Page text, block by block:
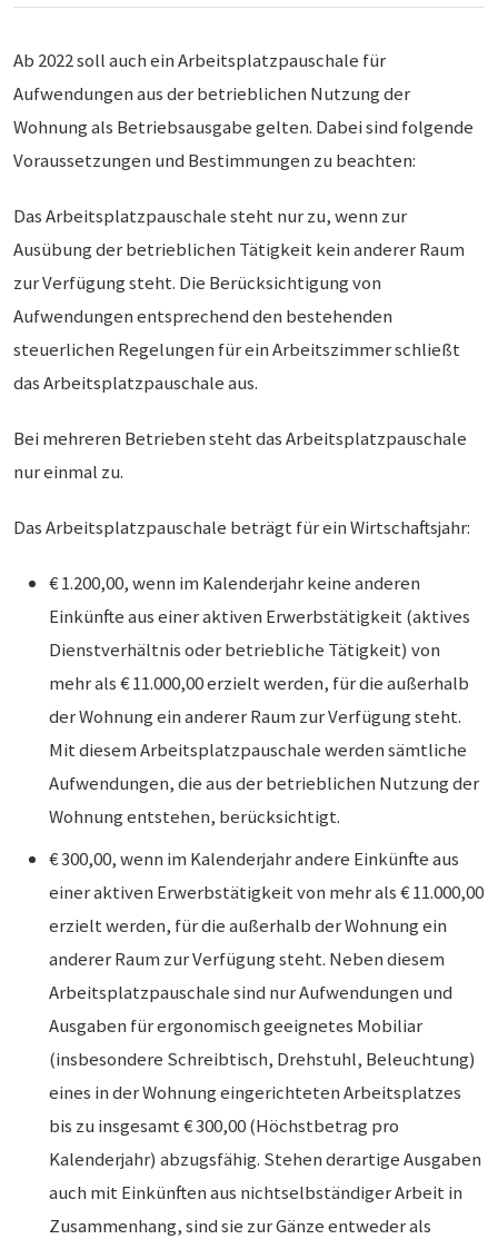
Ab 2022 soll auch ein Arbeitsplatzpauschale für
Aufwendungen aus der betrieblichen Nutzung der
Wohnung als Betriebsausgabe gelten. Dabei sind folgende
Voraussetzungen und Bestimmungen zu beachten:
Das Arbeitsplatzpauschale steht nur zu, wenn zur
Ausübung der betrieblichen Tätigkeit kein anderer Raum
zur Verfügung steht. Die Berücksichtigung von
Aufwendungen entsprechend den bestehenden
steuerlichen Regelungen für ein Arbeitszimmer schließt
das Arbeitsplatzpauschale aus.
Bei mehreren Betrieben steht das Arbeitsplatzpauschale
nur einmal zu.
Das Arbeitsplatzpauschale beträgt für ein Wirtschaftsjahr:
€ 1.200,00, wenn im Kalenderjahr keine anderen
Einkünfte aus einer aktiven Erwerbstätigkeit (aktives
Dienstverhältnis oder betriebliche Tätigkeit) von
mehr als € 11.000,00 erzielt werden, für die außerhalb
der Wohnung ein anderer Raum zur Verfügung steht.
Mit diesem Arbeitsplatzpauschale werden sämtliche
Aufwendungen, die aus der betrieblichen Nutzung der
Wohnung entstehen, berücksichtigt.
€ 300,00, wenn im Kalenderjahr andere Einkünfte aus
einer aktiven Erwerbstätigkeit von mehr als € 11.000,00
erzielt werden, für die außerhalb der Wohnung ein
anderer Raum zur Verfügung steht. Neben diesem
Arbeitsplatzpauschale sind nur Aufwendungen und
Ausgaben für ergonomisch geeignetes Mobiliar
(insbesondere Schreibtisch, Drehstuhl, Beleuchtung)
eines in der Wohnung eingerichteten Arbeitsplatzes
bis zu insgesamt € 300,00 (Höchstbetrag pro
Kalenderjahr) abzugsfähig. Stehen derartige Ausgaben
auch mit Einkünften aus nichtselbständiger Arbeit in
Zusammenhang, sind sie zur Gänze entweder als